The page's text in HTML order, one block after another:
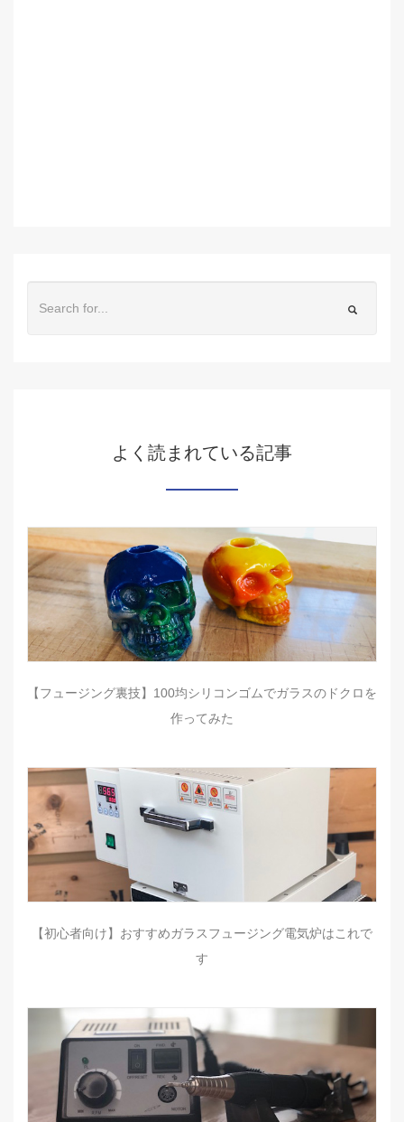
よく読まれている記事
【フュージング裏技】100均シリコンゴムでガラスのドクロを
作ってみた
【初心者向け】おすすめガラスフュージング電気炉はこれで
す